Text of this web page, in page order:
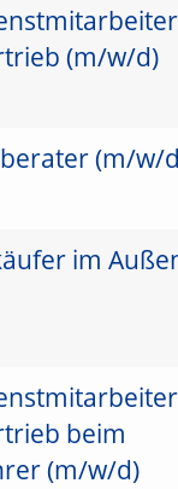
(m/w/d)
(m/w/
im
beim
(m/w/d)